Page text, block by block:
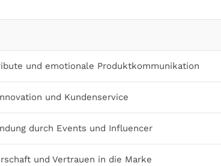
und emotionale Produktkommunikation
und Kundenservice
durch Events und Influencer
und Vertrauen in die Marke